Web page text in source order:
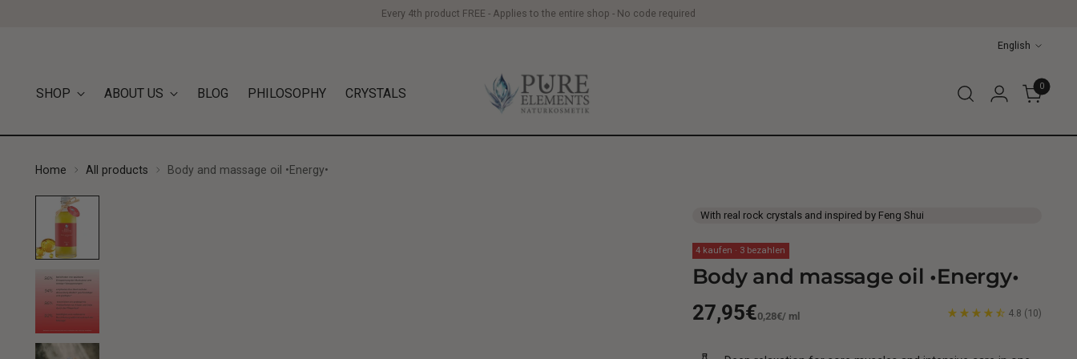
Every 4th product FREE - Applies to the entire shop - No code required
Language
English
SHOP ABOUT US BLOG PHILOSOPHY CRYSTALS 0
Home All products Body and massage oil •Energy•
With real rock crystals and inspired by Feng Shui
4 kaufen · 3 bezahlen
Body and massage oil •Energy•
Regular
27,95€Unit
0,28€/ per
ml 4.8 (10)